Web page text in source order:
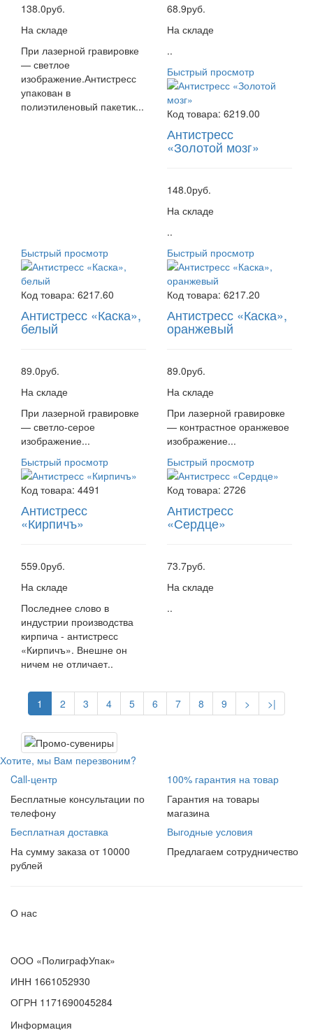
138.0руб.
На складе
При лазерной гравировке
— светлое
изображение.Антистресс
упакован в
полиэтиленовый пакетик...
68.9руб.
На складе
..
Быстрый просмотр
Код товара: 6219.00
Антистресс
«Золотой мозг»
148.0руб.
На складе
..
Быстрый просмотр
Код товара: 6217.60
Антистресс «Каска»,
белый
89.0руб.
На складе
При лазерной гравировке
— светло-серое
изображение...
Быстрый просмотр
Код товара: 6217.20
Антистресс «Каска»,
оранжевый
89.0руб.
На складе
При лазерной гравировке
— контрастное оранжевое
изображение...
Быстрый просмотр
Код товара: 4491
Антистресс
«Кирпичъ»
559.0руб.
На складе
Последнее слово в
индустрии производства
кирпича - антистресс
«Кирпичъ». Внешне он
ничем не отличает..
Быстрый просмотр
Код товара: 2726
Антистресс
«Сердце»
73.7руб.
На складе
..
1 2 3 4 5 6 7 8 9 > >|
Хотите, мы Вам перезвоним?
Call-центр
Бесплатные консультации по
телефону
100% гарантия на товар
Гарантия на товары
магазина
Бесплатная доставка
На сумму заказа от 10000
рублей
Выгодные условия
Предлагаем сотрудничество
О нас
ООО «ПолиграфУпак»
ИНН 1661052930
ОГРН 1171690045284
Информация